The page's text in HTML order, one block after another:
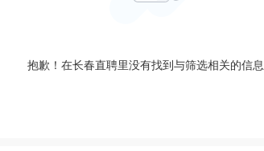
抱歉！在长春直聘里没有找到与筛选相关的信息